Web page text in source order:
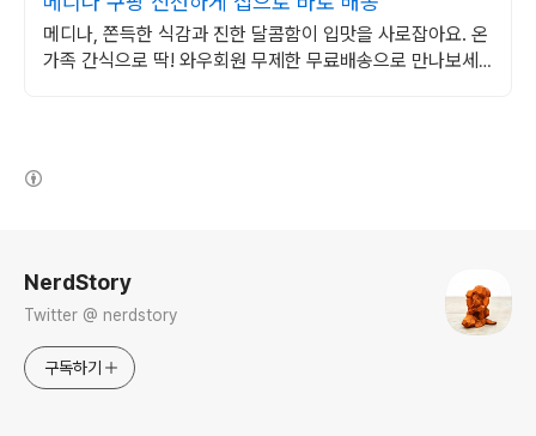
메디나, 쫀득한 식감과 진한 달콤함이 입맛을 사로잡아요. 온
가족 간식으로 딱! 와우회원 무제한 무료배송으로 만나보세
NerdStory
Twitter @ nerdstory
구독하기